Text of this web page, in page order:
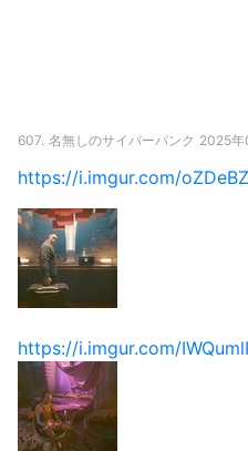
607. 名無しのサイバーパンク 2025
https://i.imgur.com/
https://i.imgur.com/